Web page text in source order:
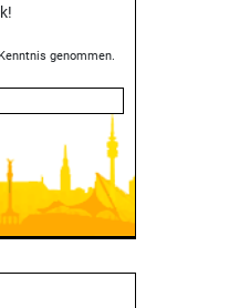
genommen.